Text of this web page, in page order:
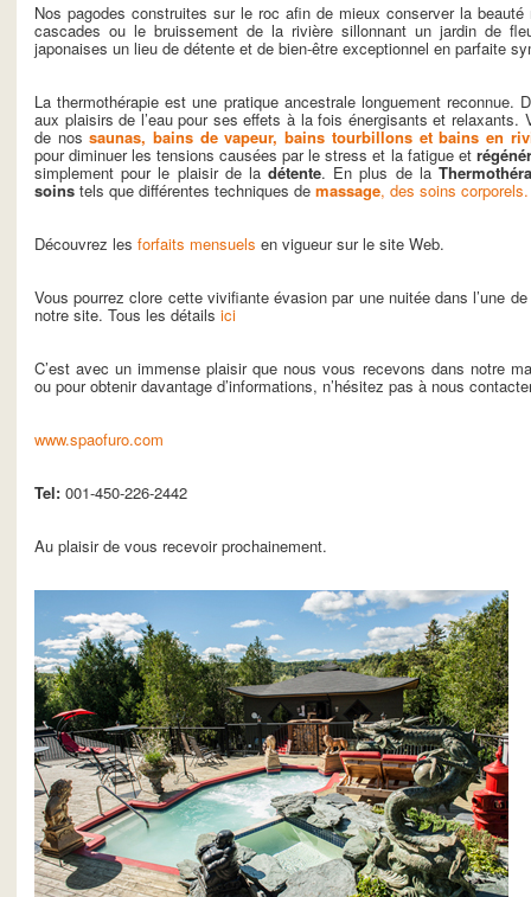
Nos pagodes construites sur le roc afin de mieux conserver la beauté
cascades ou le bruissement de la rivière sillonnant un jardin de
japonaises un lieu de détente et de bien-être exceptionnel en parfaite
La thermothérapie est une pratique ancestrale longuement reconnue.
aux plaisirs de l’eau pour ses effets à la fois énergisants et relaxants.
de nossaunas, bains de vapeur, bains tourbillons et bains en
pour diminuer les tensions causées par le stress et la fatigue et
simplement pour le plaisir de ladétente. En plus de la
soins tels que différentes techniques de massage, des soins corporels.
Découvrez les forfaits mensuels en vigueur sur le site Web.
Vous pourrez clore cette vivifiante évasion par une nuitée dans l’une
notre site. Tous les détails ici
C’est avec un immense plaisir que nous vous recevons dans notre
ou pour obtenir davantage d’informations, n’hésitez pas à nous
www.spaofuro.com
Tel: 001-450-226-2442
Au plaisir de vous recevoir prochainement.